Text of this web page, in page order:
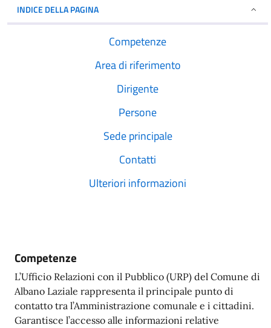
INDICE DELLA PAGINA
Competenze
Area di riferimento
Dirigente
Persone
Sede principale
Contatti
Ulteriori informazioni
Competenze
L’Ufficio Relazioni con il Pubblico (URP) del Comune di
Albano Laziale rappresenta il principale punto di
contatto tra l’Amministrazione comunale e i cittadini.
Garantisce l’accesso alle informazioni relative